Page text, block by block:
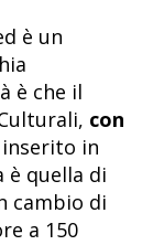
è un
è che il
con
in
è quella di
cambio di
a 150